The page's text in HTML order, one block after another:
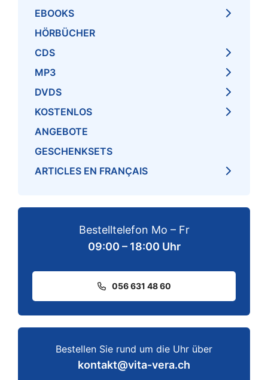
EBOOKS
HÖRBÜCHER
CDS
MP3
DVDS
KOSTENLOS
ANGEBOTE
GESCHENKSETS
ARTICLES EN FRANÇAIS
Bestelltelefon Mo – Fr
09:00 – 18:00 Uhr
056 631 48 60
Bestellen Sie rund um die Uhr über
kontakt@vita-vera.ch